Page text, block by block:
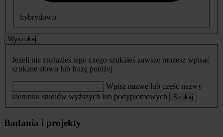
hybrydowo
Wyszukaj
Jeżeli nie znalazłeś tego czego szukałeś zawsze możesz wpisać
szukane słowo lub frazę poniżej
Wpisz nazwę lub część nazwy
kierunku studiów wyższych lub podyplomowych
Szukaj
Badania i projekty